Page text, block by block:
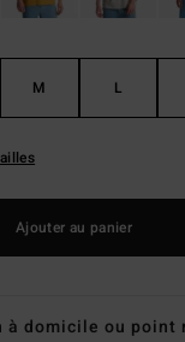
M L
Ajouter au panier
à domicile ou point